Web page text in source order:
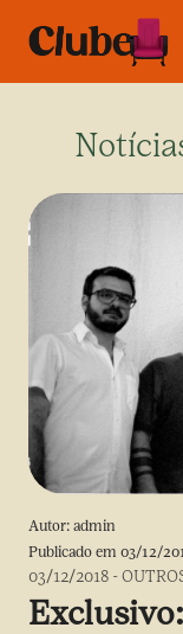
Autor: admin
Publicado em 03/12/
03/12/2018 -